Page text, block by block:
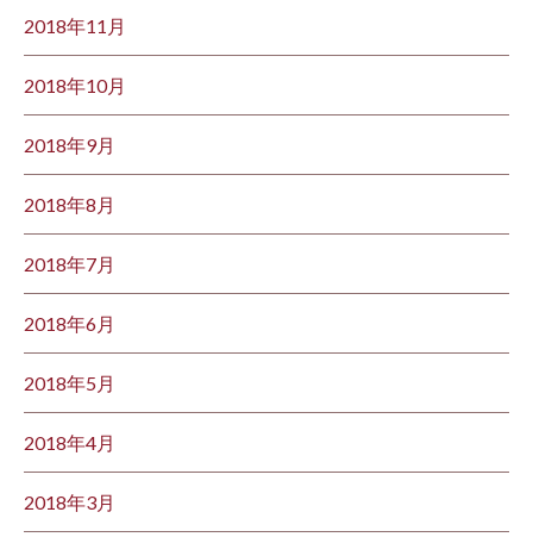
2018年11月
2018年10月
2018年9月
2018年8月
2018年7月
2018年6月
2018年5月
2018年4月
2018年3月